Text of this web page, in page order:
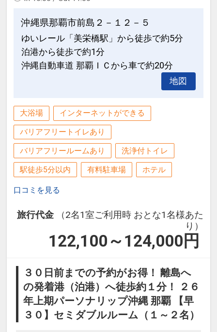
●名護市役所・市営運動公園に程近く、
名護市街地に立地♪
●客室フロアへ乾燥室を設置♪（ガス式乾
燥機を設置致します）
●インターネット用ＰＣ・図書コーナー
大浴場のご案内
最上階の海側に面した、大浴場を併設。
宿泊者専用となります。（代金不要）
【営業時間】
ＡＭ６：００～９：００
ＰＭ１６：００～２２：００
※バスタオル・浴衣は客室に備え付けの
設定期間：2026年6月1日～2026年10月
31日
インターネットコース番号：DP-1-
17511293
●インターネット用ＰＣ・図書コーナー
あり♪
大浴場のご案内
最上階の海側に面した、大浴場を併設。
宿泊者専用となります。（代金不要）
【営業時間】
ＡＭ６：００～９：００
ＰＭ１６：００～２２：００
※バスタオル・浴衣は客室に備え付けの
物をご利用ください。
設定期間：2026年4月1日～2027年3月
31日
インターネットコース番号：DP-1-
17445498
沖縄県那覇市前島２－１２－５
ゆいレール「美栄橋駅」から徒歩で約5分
泊港から徒歩で約1分
沖縄自動車道 那覇ＩＣから車で約20分
地図
大浴場 インターネットができる
バリアフリートイレあり
バリアフリールームあり 洗浄付トイレ
駅徒歩5分以内 有料駐車場 ホテル
口コミを見る
旅行代金
（2名1室ご利用時 おとな1名様あた
り）
122,100～124,000 円
３０日前までの予約がお得！ 離島へ
の発着港（泊港）へ徒歩約１分！ ２６
年上期パーソナリップ沖縄 那覇 【早
３０】セミダブルルーム（１～２名）